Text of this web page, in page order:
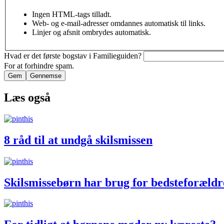
Ingen HTML-tags tilladt.
Web- og e-mail-adresser omdannes automatisk til links.
Linjer og afsnit ombrydes automatisk.
Hvad er det første bogstav i Familieguiden?
For at forhindre spam.
Læs også
8 råd til at undgå skilsmissen
Skilsmissebørn har brug for